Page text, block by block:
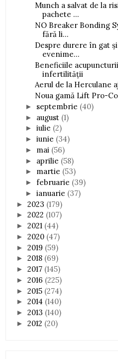
Munch a salvat de la
pachete ...
NO Breaker Bonding
fără li...
Despre durere în gat
evenime...
Beneficiile
infertilității
Aerul de la Herculane
Noua gamă Lift Pro-
► septembrie (40)
► august (1)
►iulie (2)
►iunie (34)
► mai (56)
► aprilie (58)
► martie (53)
►februarie (39)
►ianuarie (37)
►2023 (179)
►2022 (107)
►2021 (44)
►2020 (47)
►2019 (59)
►2018 (69)
►2017 (145)
►2016 (225)
►2015 (274)
►2014 (140)
►2013 (140)
►2012 (20)